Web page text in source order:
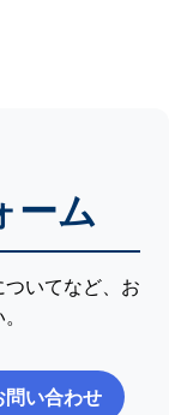
ーム
いてなど、お
い合わせ